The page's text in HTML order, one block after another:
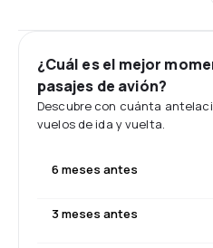
¿Cuál es el mejor
pasajes de avión?
Descubre con cuánta
vuelos de ida y vuelta.
6 meses antes
3 meses antes